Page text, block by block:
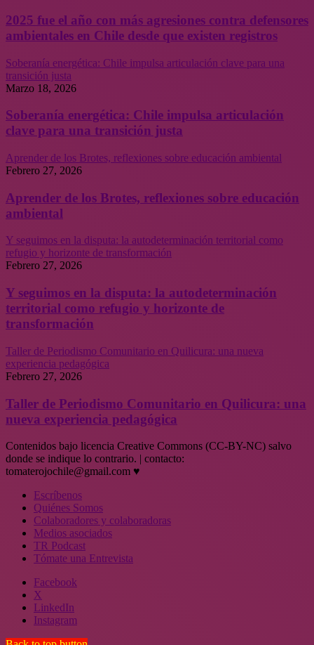
2025 fue el año con más agresiones contra defensores
ambientales en Chile desde que existen registros
Soberanía energética: Chile impulsa articulación clave para una
transición justa
Marzo 18, 2026
Soberanía energética: Chile impulsa articulación
clave para una transición justa
Aprender de los Brotes, reflexiones sobre educación ambiental
Febrero 27, 2026
Aprender de los Brotes, reflexiones sobre educación
ambiental
Y seguimos en la disputa: la autodeterminación territorial como
refugio y horizonte de transformación
Febrero 27, 2026
Y seguimos en la disputa: la autodeterminación
territorial como refugio y horizonte de
transformación
Taller de Periodismo Comunitario en Quilicura: una nueva
experiencia pedagógica
Febrero 27, 2026
Taller de Periodismo Comunitario en Quilicura: una
nueva experiencia pedagógica
Contenidos bajo licencia Creative Commons (CC-BY-NC) salvo
donde se indique lo contrario. | contacto:
tomaterojochile@gmail.com ♥
Escríbenos
Quiénes Somos
Colaboradores y colaboradoras
Medios asociados
TR Podcast
Tómate una Entrevista
Facebook
X
LinkedIn
Instagram